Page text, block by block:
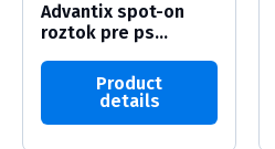
Advantix spot-on
roztok pre ps...
Product
details